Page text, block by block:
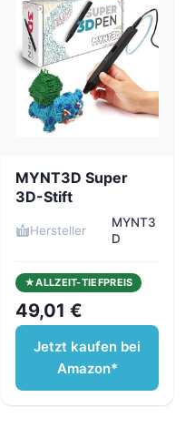
MYNT3D Super
3D-Stift
Hersteller
MYNT3
D
ALLZEIT-TIEFPREIS
49,01 €
Jetzt kaufen bei
Amazon*